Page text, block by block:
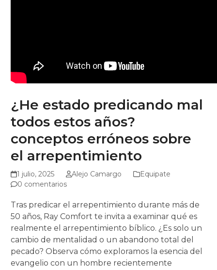
¿He estado predicando mal
todos estos años?
conceptos erróneos sobre
el arrepentimiento
1 julio, 2025 Alejo Camargo
Equipate
0 comentarios
Tras predicar el arrepentimiento durante más de
50 años, Ray Comfort te invita a examinar qué es
realmente el arrepentimiento bíblico. ¿Es solo un
cambio de mentalidad o un abandono total del
pecado? Observa cómo exploramos la esencia del
evangelio con un hombre recientemente